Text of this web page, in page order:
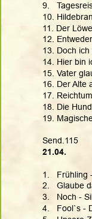
9.
10.
11. Der
12.
13. Doch
14. Hier bin
15. Vater
16. Der Alte
17.
18. Die
19.
Send.115
21.04.
1.   Frühling
2.   Glaube
3.   Noch -
4.   Fool`s -